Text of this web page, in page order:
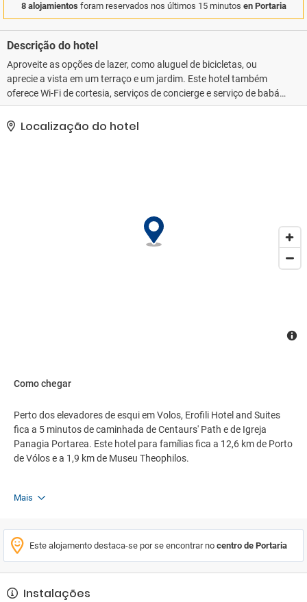
8 alojamientos foram reservados nos últimos 15 minutos en Portaria
Descrição do hotel
Aproveite as opções de lazer, como aluguel de bicicletas, ou
aprecie a vista em um terraço e um jardim. Este hotel também
oferece Wi-Fi de cortesia, serviços de concierge e serviço de babá
(sobretaxa).. As comodidades presentes incluem um business
center, check-in expresso e check-out expresso. Hotel possui um
espaço de 58 metros quadrados, contendo espaço para
Localização do hotel
Como chegar
Perto dos elevadores de esqui em Volos, Erofili Hotel and Suites
fica a 5 minutos de caminhada de Centaurs' Path e de Igreja
Panagia Portarea. Este hotel para famílias fica a 12,6 km de Porto
de Vólos e a 1,9 km de Museu Theophilos.
Mais
Este alojamento destaca-se por se encontrar no centro de Portaria
Instalações